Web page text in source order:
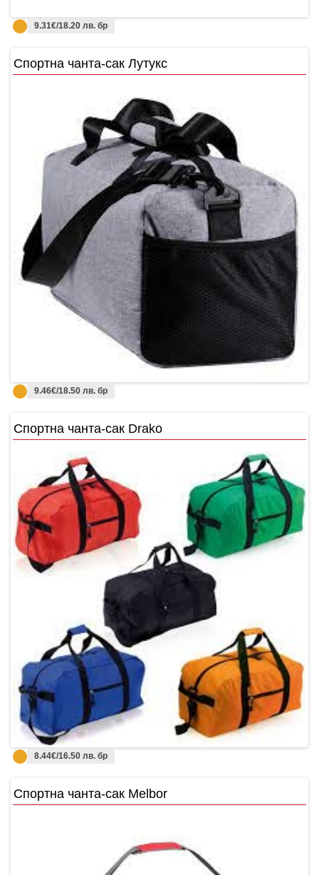
9.31€/18.20 лв. бр
Спортна чанта-сак Лутукс
9.46€/18.50 лв. бр
Спортна чанта-сак Drako
8.44€/16.50 лв. бр
Спортна чанта-сак Melbor